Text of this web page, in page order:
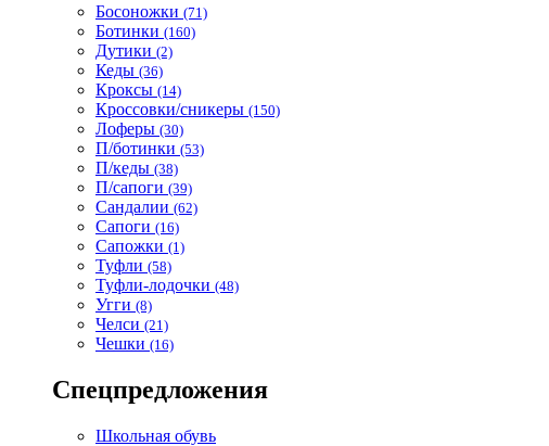
Босоножки (71)
Ботинки (160)
Дутики (2)
Кеды (36)
Кроксы (14)
Кроссовки/сникеры (150)
Лоферы (30)
П/ботинки (53)
П/кеды (38)
П/сапоги (39)
Сандалии (62)
Сапоги (16)
Сапожки (1)
Туфли (58)
Туфли-лодочки (48)
Угги (8)
Челси (21)
Чешки (16)
Спецпредложения
Школьная обувь